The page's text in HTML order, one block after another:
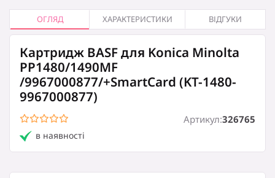
Кошик порожній
0₴
Оформити замовлення
ОГЛЯД ХАРАКТЕРИСТИКИ ВІДГУКИ
Картридж BASF для Konica Minolta
PP1480/1490MF
/9967000877/+SmartCard (KT-1480-
9967000877)
в наявності
Артикул:326765